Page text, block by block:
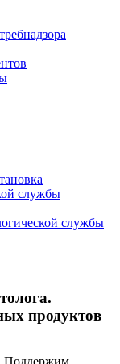
службы
службы
продуктов